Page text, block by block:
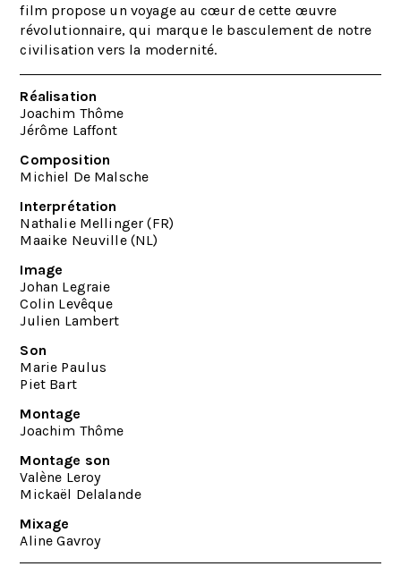
film propose un voyage au cœur de cette œuvre
révolutionnaire, qui marque le basculement de notre
civilisation vers la modernité.
Réalisation
Joachim Thôme
Jérôme Laffont
Composition
Michiel De Malsche
Interprétation
Nathalie Mellinger (FR)
Maaike Neuville (NL)
Image
Johan Legraie
Colin Levêque
Julien Lambert
Son
Marie Paulus
Piet Bart
Montage
Joachim Thôme
Montage son
Valène Leroy
Mickaël Delalande
Mixage
Aline Gavroy